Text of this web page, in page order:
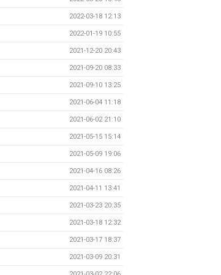
2022-03-18 12:13
2022-01-19 10:55
2021-12-20 20:43
2021-09-20 08:33
2021-09-10 13:25
2021-06-04 11:18
2021-06-02 21:10
2021-05-15 15:14
2021-05-09 19:06
2021-04-16 08:26
2021-04-11 13:41
2021-03-23 20:35
2021-03-18 12:32
2021-03-17 18:37
2021-03-09 20:31